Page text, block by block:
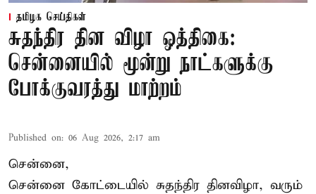
தமிழக செய்திகள்
சுதந்திர தின விழா ஒத்திகை:
சென்னையில் மூன்று நாட்களுக்கு
போக்குவரத்து மாற்றம்
Published on: 06 Aug 2026, 2:17 am
சென்னை,
சென்னை கோட்டையில் சுதந்திர தினவிழா, வரும்